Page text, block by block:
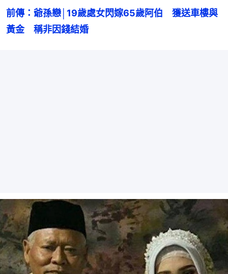
前傳：爺孫戀│19歲處女閃嫁65歲阿伯　獲送車樓與
黃金　稱非因錢結婚